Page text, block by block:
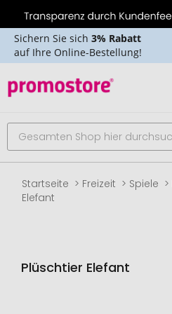
Sichern Sie sich 3% Rabatt
auf Ihre Online-Bestellung!
Startseite Freizeit Spiele
Elefant
Plüschtier Elefant